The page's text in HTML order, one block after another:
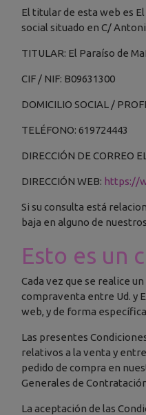
El titular de esta web es
social situado en C/
TITULAR: El Paraíso de
CIF / NIF: B09631300
DOMICILIO SOCIAL /
TELÉFONO: 619724443
DIRECCIÓN DE CORREO
DIRECCIÓN WEB: https://
Si su consulta está
baja en alguno de
Esto es un
Cada vez que se realice
compraventa entre Ud. y
web, y de forma
Las presentes
relativos a la venta y
pedido de compra en
Generales de
La aceptación de las